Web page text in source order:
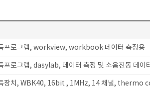
프로그램, workview, workbook 데이터 측정용
프로그램, dasylab, 데이터 측정 및 소음진동 데이
장치, WBK40, 16bit , 1MHz, 14 채널, thermo